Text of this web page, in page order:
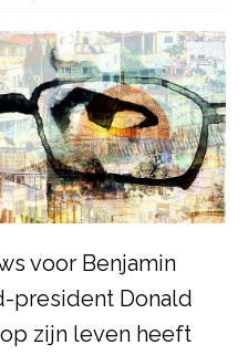
voor Benjamin
president Donald
zijn leven heeft